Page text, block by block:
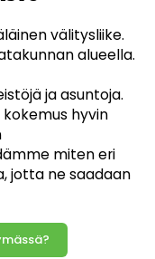
välitysliike.
alueella.
ja asuntoja.
hyvin
miten eri
jotta ne saadaan